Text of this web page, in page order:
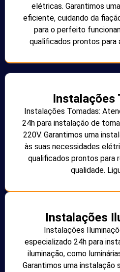
elétricas. Garantimos
eficiente, cuidando da
para o perfeito
qualificados prontos para
Instalações
Instalações Tomadas:
24h para instalação de
220V. Garantimos uma
às suas necessidades
qualificados prontos para
qualidade.
Instalações
Instalações
especializado 24h para
iluminação, como
Garantimos uma instalação